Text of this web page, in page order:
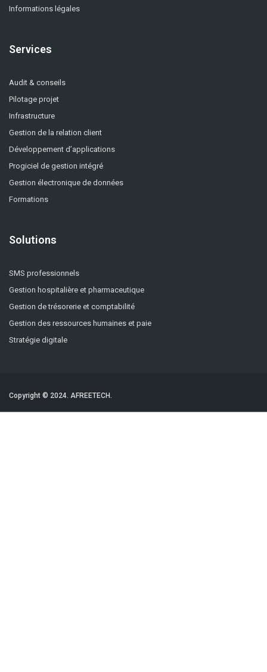
Informations légales
Services
Audit & conseils
Pilotage projet
Infrastructure
Gestion de la relation client
Développement d’applications
Progiciel de gestion intégré
Gestion électronique de données
Formations
Solutions
SMS professionnels
Gestion hospitalière et pharmaceutique
Gestion de trésorerie et comptabilité
Gestion des ressources humaines et paie
Stratégie digitale
Copyright © 2024. AFREETECH.